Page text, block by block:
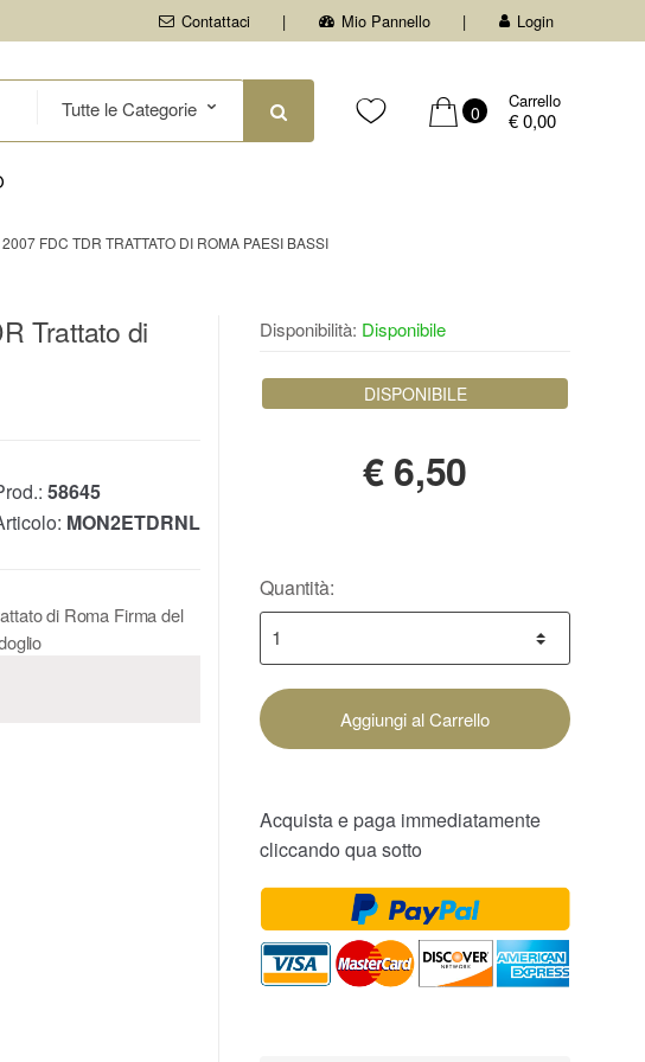
Contattaci Mio Pannello Login
0
Carrello
€ 0,00
FDC TDR TRATTATO DI ROMA PAESI BASSI
Trattato di
58645
MON2ETDRNL
di Roma Firma del
Disponibilità: Disponibile
DISPONIBILE
€6,50
Quantità:
Aggiungi al Carrello
Acquista e paga immediatamente
cliccando qua sotto